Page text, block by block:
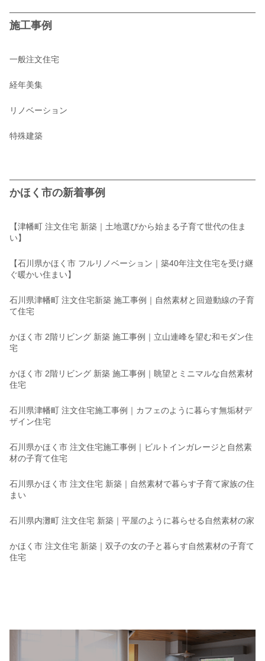
施工事例
一般注文住宅
経年美集
リノベーション
特殊建築
かほく市の新着事例
【津幡町 注文住宅 新築｜土地選びから始まる子育て世代の住ま
い】
【石川県かほく市 フルリノベーション｜築40年注文住宅を受け継
ぐ暖かい住まい】
石川県津幡町 注文住宅新築 施工事例｜自然素材と回遊動線の子育
て住宅
かほく市 2階リビング 新築 施工事例｜立山連峰を望む和モダン住
宅
かほく市 2階リビング 新築 施工事例｜眺望とミニマルな自然素材
住宅
石川県津幡町 注文住宅施工事例｜カフェのように暮らす無垢材デ
ザイン住宅
石川県かほく市 注文住宅施工事例｜ビルトインガレージと自然素
材の子育て住宅
石川県かほく市 注文住宅 新築｜自然素材で暮らす子育て家族の住
まい
石川県内灘町 注文住宅 新築｜平屋のように暮らせる自然素材の家
かほく市 注文住宅 新築｜双子の女の子と暮らす自然素材の子育て
住宅